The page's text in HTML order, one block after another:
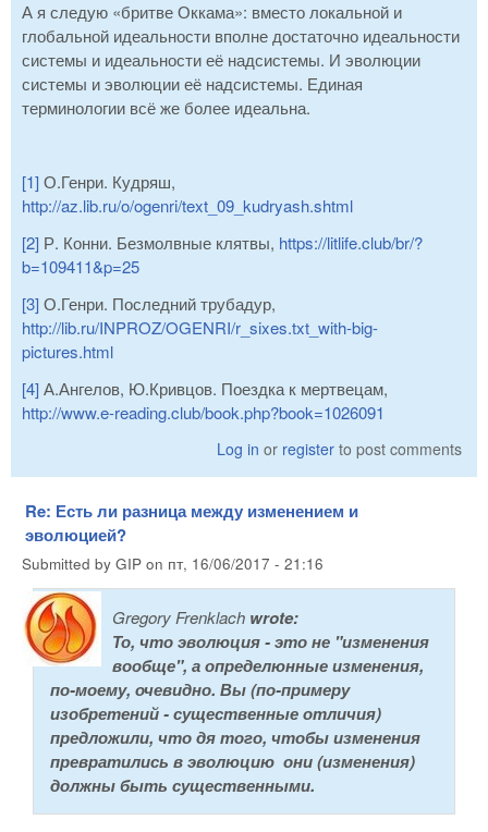
А я следую «бритве Оккама»: вместо локальной и
глобальной идеальности вполне достаточно идеальности
системы и идеальности её надсистемы. И эволюции
системы и эволюции её надсистемы. Единая
терминологии всё же более идеальна.
[1] О.Генри. Кудряш,
http://az.lib.ru/o/ogenri/text_09_kudryash.shtml
[2] Р. Конни. Безмолвные клятвы, https://litlife.club/br/?
b=109411&p=25
[3] О.Генри. Последний трубадур,
http://lib.ru/INPROZ/OGENRI/r_sixes.txt_with-big-
pictures.html
[4] А.Ангелов, Ю.Кривцов. Поездка к мертвецам,
http://www.e-reading.club/book.php?book=1026091
Log in or register to post comments
Re: Есть ли разница между изменением и
эволюцией?
Submitted by GIP on пт, 16/06/2017 - 21:16
Gregory Frenklach wrote:
То, что эволюция - это не "изменения
вообще", а определюнные изменения,
по-моему, очевидно. Вы (по-примеру
изобретений - существенные отличия)
предложили, что дя того, чтобы изменения
превратились в эволюцию они (изменения)
должны быть существенными.